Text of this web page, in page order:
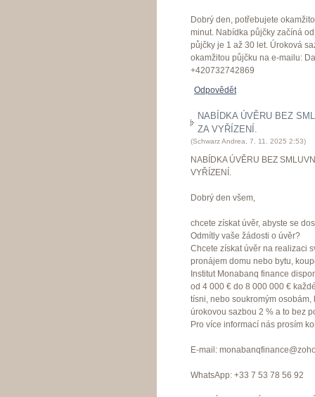
Dobrý den, potřebujete
minut. Nabídka půjčky začíná
půjčky je 1 až 30 let. Úroková
okamžitou půjčku na e-mailu:
+420732742869
Odpovědět
NABÍDKA ÚVĚRU BEZ
ZA VYŘÍZENÍ.
(Schwarz Andrea 7. 11. 2025 2:53)
NABÍDKA ÚVĚRU BEZ
VYŘÍZENÍ.
Dobrý den všem,
chcete získat úvěr, abyste se
Odmítly vaše žádosti o úvěr?
Chcete získat úvěr na realizaci
pronájem domu nebo bytu,
Institut Monabanq finance
od 4 000 € do 8 000 000 €
tísni, nebo soukromým
úrokovou sazbou 2 % a to bez
Pro více informací nás prosím
E-mail:
WhatsApp: +33 7 53 78 56 92